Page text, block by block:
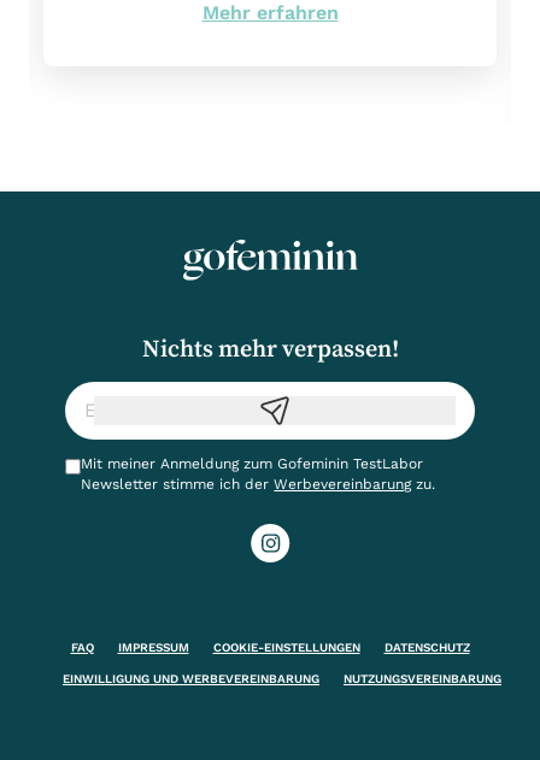
Mehr erfahren
Nichts mehr verpassen!
Mit meiner Anmeldung zum Gofeminin TestLabor
Newsletter stimme ich derWerbevereinbarungzu.
FAQ IMPRESSUM COOKIE-EINSTELLUNGEN DATENSCHUTZ
EINWILLIGUNG UND WERBEVEREINBARUNG NUTZUNGSVEREINBARUNG